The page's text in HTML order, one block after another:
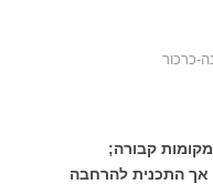
כרכור
קבורה;
התכנית להרחבה